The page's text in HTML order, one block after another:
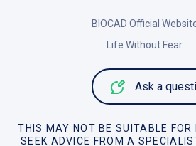
BIOCAD Official
Life Without Fear
Ask a
THIS MAY NOT BE SUITABLE FOR
SEEK ADVICE FROM A